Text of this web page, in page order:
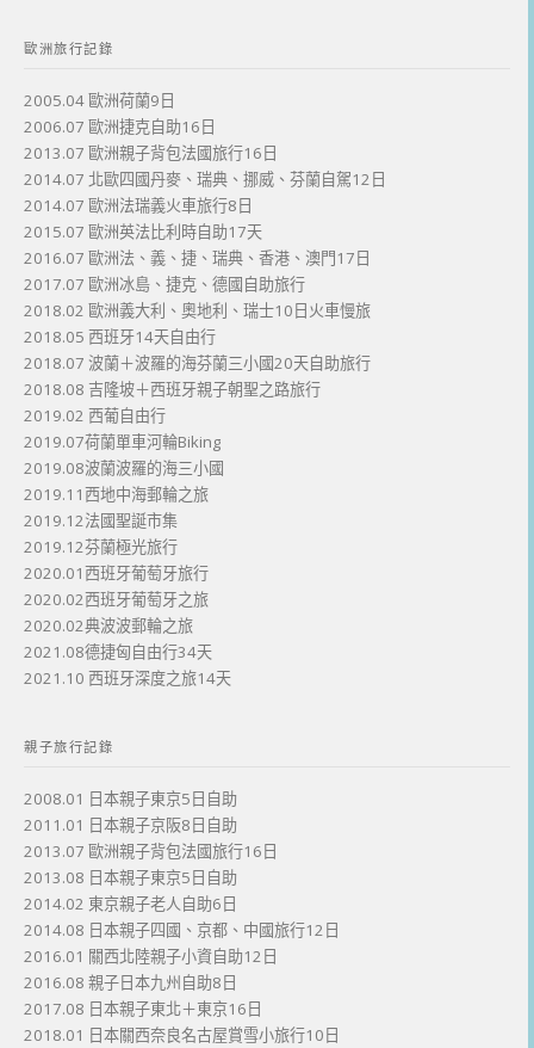
歐洲旅行記錄
2005.04 歐洲荷蘭9日
2006.07 歐洲捷克自助16日
2013.07 歐洲親子背包法國旅行16日
2014.07 北歐四國丹麥、瑞典、挪威、芬蘭自駕12日
2014.07 歐洲法瑞義火車旅行8日
2015.07 歐洲英法比利時自助17天
2016.07 歐洲法、義、捷、瑞典、香港、澳門17日
2017.07 歐洲冰島、捷克、德國自助旅行
2018.02 歐洲義大利、奧地利、瑞士10日火車慢旅
2018.05 西班牙14天自由行
2018.07 波蘭＋波羅的海芬蘭三小國20天自助旅行
2018.08 吉隆坡＋西班牙親子朝聖之路旅行
2019.02 西葡自由行
2019.07荷蘭單車河輪Biking
2019.08波蘭波羅的海三小國
2019.11西地中海郵輪之旅
2019.12法國聖誕市集
2019.12芬蘭極光旅行
2020.01西班牙葡萄牙旅行
2020.02西班牙葡萄牙之旅
2020.02典波波郵輪之旅
2021.08德捷匈自由行34天
2021.10 西班牙深度之旅14天
親子旅行記錄
2008.01 日本親子東京5日自助
2011.01 日本親子京阪8日自助
2013.07 歐洲親子背包法國旅行16日
2013.08 日本親子東京5日自助
2014.02 東京親子老人自助6日
2014.08 日本親子四國、京都、中國旅行12日
2016.01 關西北陸親子小資自助12日
2016.08 親子日本九州自助8日
2017.08 日本親子東北＋東京16日
2018.01 日本關西奈良名古屋賞雪小旅行10日